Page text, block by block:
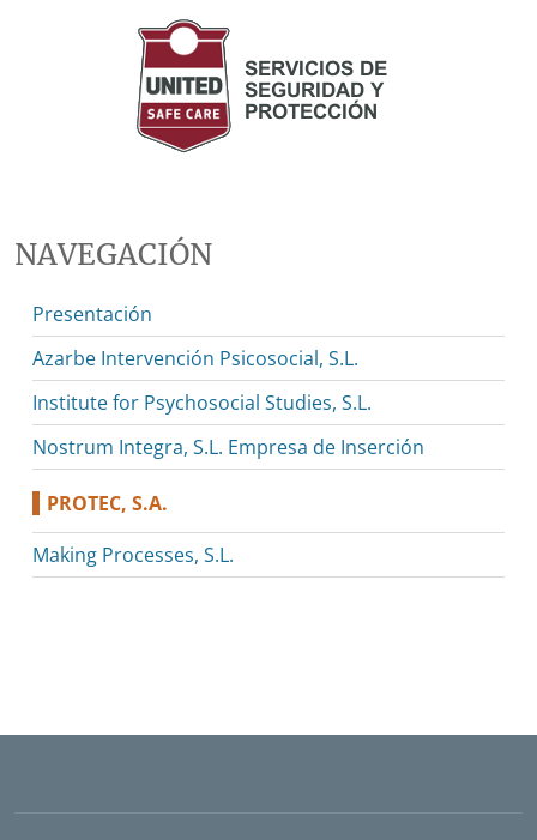
NAVEGACIÓN
Presentación
Azarbe Intervención Psicosocial, S.L.
Institute for Psychosocial Studies, S.L.
Nostrum Integra, S.L. Empresa de Inserción
PROTEC, S.A.
Making Processes, S.L.